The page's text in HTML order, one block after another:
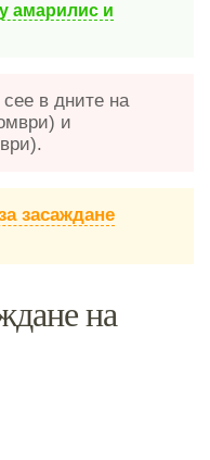
амарилис и
в дните на
и
засаждане
на